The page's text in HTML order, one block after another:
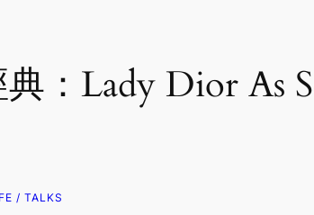
：Lady Dior As
/ TALKS